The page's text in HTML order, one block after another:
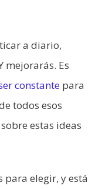
a diario,
mejorarás. Es
constante para
todos esos
estas ideas
para elegir, y está